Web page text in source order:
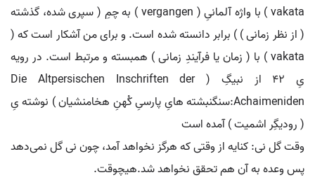
vakata ) با واژه آلمانیِ ( vergangen ) به چمِ ( سپری شده، گذشته
( از نظر زمانی ) ) برابر دانسته شده است. و برای من آشکار است که (
vakata ) با ( زمان یا فرآیندِ زمانی ) همبسته و مرتبط است. در رویه
یِ 42 از نبیگِ ( Die Altpersischen Inschriften der
Achaimeniden:سنگنبشته هایِ پارسیِ کُهنِ هخامنشیان ) نوشته یِ
( رودیگِر اشمیت ) آمده است
وقت گل نی: کنایه از وقتی که هرگز نخواهد آمد، چون نی گل نمی‌دهد
پس وعده به آن هم تحقق نخواهد شد.هیچوقت.